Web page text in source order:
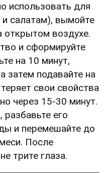
использовать для
салатам), вымойте
открытом воздухе.
и сформируйте
на 10 минут,
затем подавайте на
свои свойства
через 15-30 минут.
его
и перемешайте до
После
трите глаза.